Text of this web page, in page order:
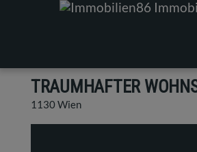
TRAUMHAFTER
1130 Wien